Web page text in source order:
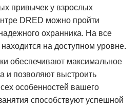
привычек у взрослых
DRED можно пройти
охранника. На все
на доступном уровне.
обеспечивают максимальное
и позволяют выстроить
особенностей вашего
способствуют успешной